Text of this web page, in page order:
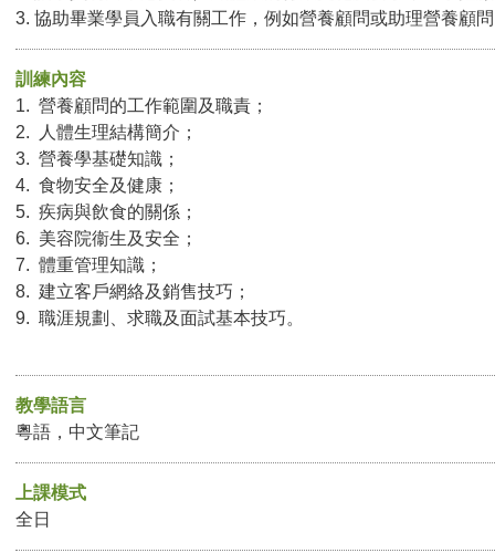
3. 協助畢業學員入職有關工作，例如營養顧問或助理營養顧
訓練內容
1. 營養顧問的工作範圍及職責；
2. 人體生理結構簡介；
3. 營養學基礎知識；
4. 食物安全及健康；
5. 疾病與飲食的關係；
6. 美容院衞生及安全；
7. 體重管理知識；
8. 建立客戶網絡及銷售技巧；
9. 職涯規劃、求職及面試基本技巧。
教學語言
粵語，中文筆記
上課模式
全日